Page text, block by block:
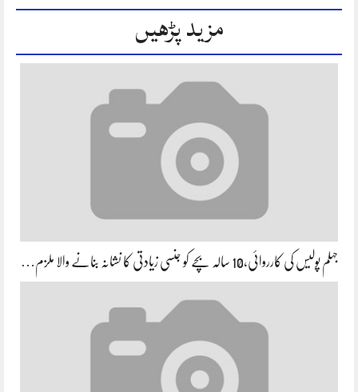
مزید پڑھیں
جہلم پولیس کی کارروائی،10 سالہ بچے کو جنسی زیادتی کا نشانہ بنانے والا ملزم…